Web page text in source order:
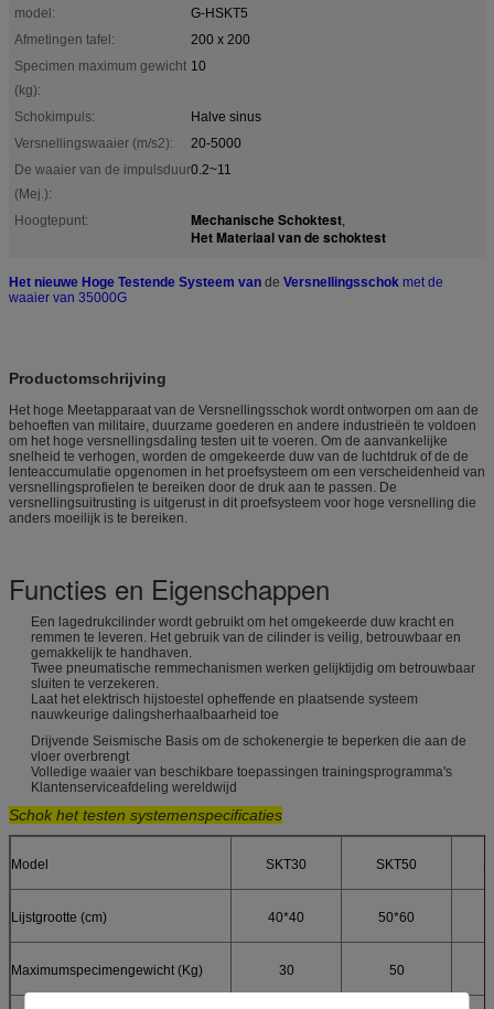
model:
G-HSKT5
Afmetingen tafel:
200 x 200
Specimen maximum gewicht
(kg):
10
Schokimpuls:
Halve sinus
Versnellingswaaier (m/s2):
20-5000
De waaier van de impulsduur
(Mej.):
0.2~11
Hoogtepunt: Mechanische Schoktest,
Het Materiaal van de schoktest
Het nieuwe Hoge Testende Systeem van de Versnellingsschok met de
waaier van 35000G
Productomschrijving
Het hoge Meetapparaat van de Versnellingsschok wordt ontworpen om aan de
behoeften van militaire, duurzame goederen en andere industrieën te voldoen
om het hoge versnellingsdaling testen uit te voeren. Om de aanvankelijke
snelheid te verhogen, worden de omgekeerde duw van de luchtdruk of de de
lenteaccumulatie opgenomen in het proefsysteem om een verscheidenheid van
versnellingsprofielen te bereiken door de druk aan te passen. De
versnellingsuitrusting is uitgerust in dit proefsysteem voor hoge versnelling die
anders moeilijk is te bereiken.
Functies en Eigenschappen
Een lagedrukcilinder wordt gebruikt om het omgekeerde duw kracht en
remmen te leveren. Het gebruik van de cilinder is veilig, betrouwbaar en
gemakkelijk te handhaven.
Twee pneumatische remmechanismen werken gelijktijdig om betrouwbaar
sluiten te verzekeren.
Laat het elektrisch hijstoestel opheffende en plaatsende systeem
nauwkeurige dalingsherhaalbaarheid toe
Drijvende Seismische Basis om de schokenergie te beperken die aan de
vloer overbrengt
Volledige waaier van beschikbare toepassingen trainingsprogramma's
Klantenserviceafdeling wereldwijd
Schok het testen systemenspecificaties
Model SKT30 SKT50
Lijstgrootte (cm) 40*40 50*60
Maximumspecimengewicht (Kg) 30 50